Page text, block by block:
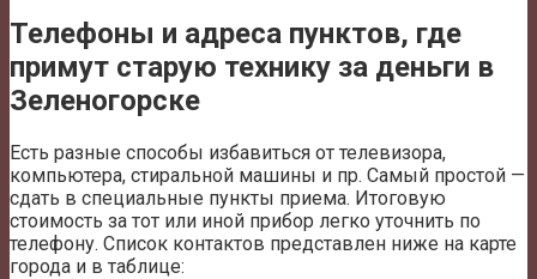
Телефоны и адреса пунктов, где
примут старую технику за деньги в
Зеленогорске
Есть разные способы избавиться от телевизора,
компьютера, стиральной машины и пр. Самый простой —
сдать в специальные пункты приема. Итоговую
стоимость за тот или иной прибор легко уточнить по
телефону. Список контактов представлен ниже на карте
города и в таблице: